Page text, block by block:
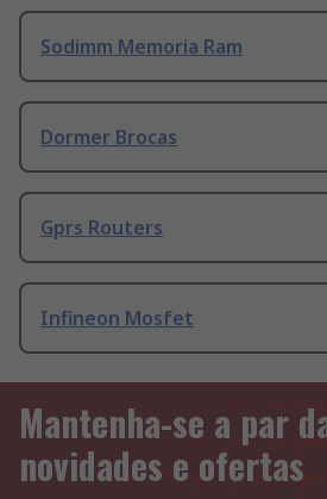
Sodimm Memoria Ram
Dormer Brocas
Gprs Routers
Infineon Mosfet
Mantenha-se a par
novidades e ofertas